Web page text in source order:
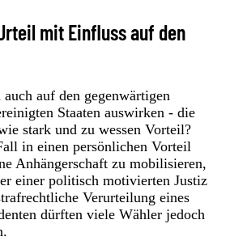
mit Einfluss auf den
auf den gegenwärtigen
Staaten auswirken - die
stark und zu wessen Vorteil?
in einen persönlichen Vorteil
Anhängerschaft zu mobilisieren,
einer politisch motivierten Justiz
Verurteilung eines
dürften viele Wähler jedoch